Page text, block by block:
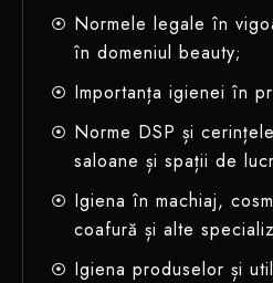
Normele legale în
în domeniul beauty;
Importanța igienei în
Norme DSP și
saloane și spații de
Igiena în machiaj,
coafură și alte
Igiena produselor și